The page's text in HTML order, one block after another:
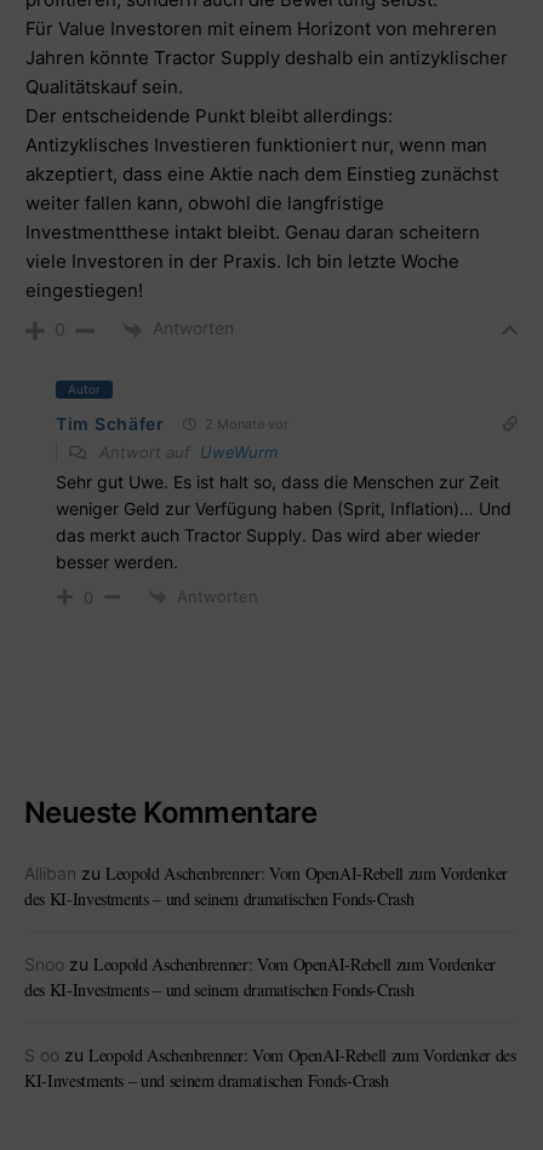
Für Value Investoren mit einem Horizont von mehreren
Jahren könnte Tractor Supply deshalb ein antizyklischer
Qualitätskauf sein.
Der entscheidende Punkt bleibt allerdings:
Antizyklisches Investieren funktioniert nur, wenn man
akzeptiert, dass eine Aktie nach dem Einstieg zunächst
weiter fallen kann, obwohl die langfristige
Investmentthese intakt bleibt. Genau daran scheitern
viele Investoren in der Praxis. Ich bin letzte Woche
eingestiegen!
0 Antworten
Autor
Tim Schäfer 2 Monate vor
Antwort auf UweWurm
Sehr gut Uwe. Es ist halt so, dass die Menschen zur Zeit
weniger Geld zur Verfügung haben (Sprit, Inflation)… Und
das merkt auch Tractor Supply. Das wird aber wieder
besser werden.
0 Antworten
Neueste Kommentare
Alliban zu Leopold Aschenbrenner: Vom OpenAI-Rebell zum Vordenker
des KI-Investments – und seinem dramatischen Fonds-Crash
Snoo zu Leopold Aschenbrenner: Vom OpenAI-Rebell zum Vordenker
des KI-Investments – und seinem dramatischen Fonds-Crash
S oo zu Leopold Aschenbrenner: Vom OpenAI-Rebell zum Vordenker des
KI-Investments – und seinem dramatischen Fonds-Crash